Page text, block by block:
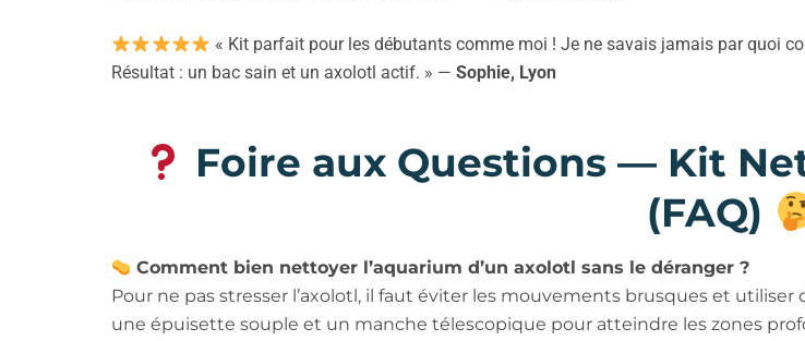
« Kit parfait pour les débutants comme moi ! Je ne savais jamais par quoi
Résultat : un bac sain et un axolotl actif. » — Sophie, Lyon
Foire aux Questions — Kit
(FAQ)
Comment bien nettoyer l’aquarium d’un axolotl sans le déranger ?
Pour ne pas stresser l’axolotl, il faut éviter les mouvements brusques et utiliser
une épuisette souple et un manche télescopique pour atteindre les zones